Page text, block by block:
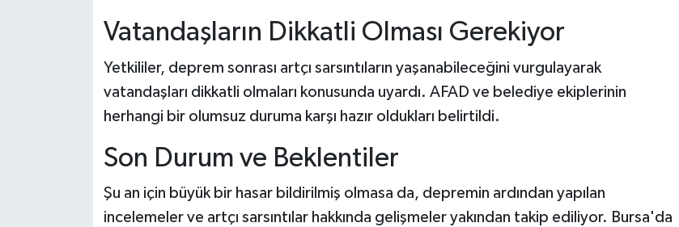
Vatandaşların Dikkatli Olması Gerekiyor
Yetkililer, deprem sonrası artçı sarsıntıların yaşanabileceğini vurgulayarak
vatandaşları dikkatli olmaları konusunda uyardı. AFAD ve belediye ekiplerinin
herhangi bir olumsuz duruma karşı hazır oldukları belirtildi.
Son Durum ve Beklentiler
Şu an için büyük bir hasar bildirilmiş olmasa da, depremin ardından yapılan
incelemeler ve artçı sarsıntılar hakkında gelişmeler yakından takip ediliyor. Bursa'da